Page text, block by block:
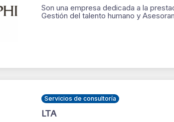
Son una empresa dedicada a la
Gestión del talento humano y
Servicios de consultoría
LTA